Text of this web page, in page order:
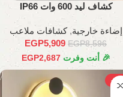
كشاف ليد 600 وات IP66
إضاءة خارجية,كشافات ملاعب
EGP8,596
EGP5,909
🎉 أنت وفرت EGP2,687
-26%